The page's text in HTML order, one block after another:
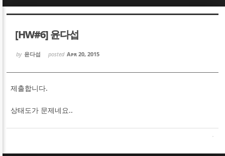
[HW#6] 윤다섭
by 윤다섭 posted Apr 20, 2015
제출합니다.
상태도가 문제네요..
Sketchbook5, 스케치북5
Sketchbook5, 스케치북5
Sketchbook5, 스케치북5
Sketchbook5, 스케치북5